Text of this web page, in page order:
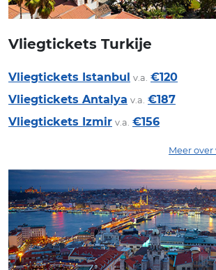
Vliegtickets Turkije
Vliegtickets Istanbul v.a. €120
Vliegtickets Antalya v.a. €187
Vliegtickets Izmir v.a. €156
Meer